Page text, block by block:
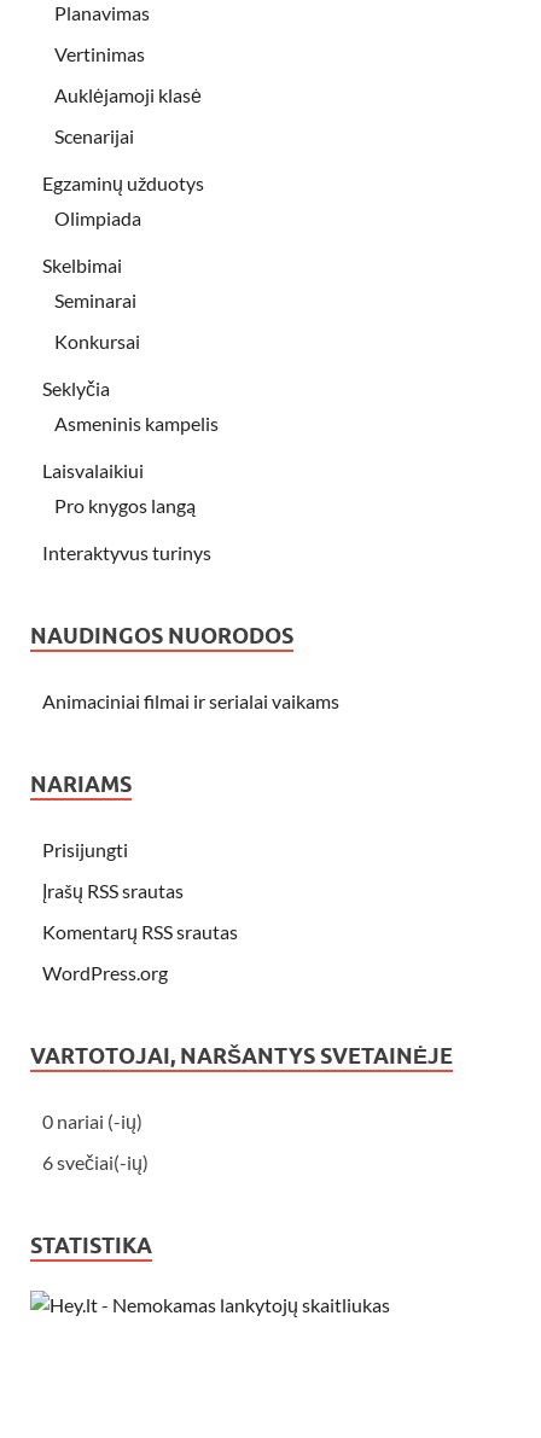
Planavimas
Vertinimas
Auklėjamoji klasė
Scenarijai
Egzaminų užduotys
Olimpiada
Skelbimai
Seminarai
Konkursai
Seklyčia
Asmeninis kampelis
Laisvalaikiui
Pro knygos langą
Interaktyvus turinys
NAUDINGOS NUORODOS
Animaciniai filmai ir serialai vaikams
NARIAMS
Prisijungti
Įrašų RSS srautas
Komentarų RSS srautas
WordPress.org
VARTOTOJAI, NARŠANTYS SVETAINĖJE
0 nariai (-ių)
6 svečiai(-ių)
STATISTIKA